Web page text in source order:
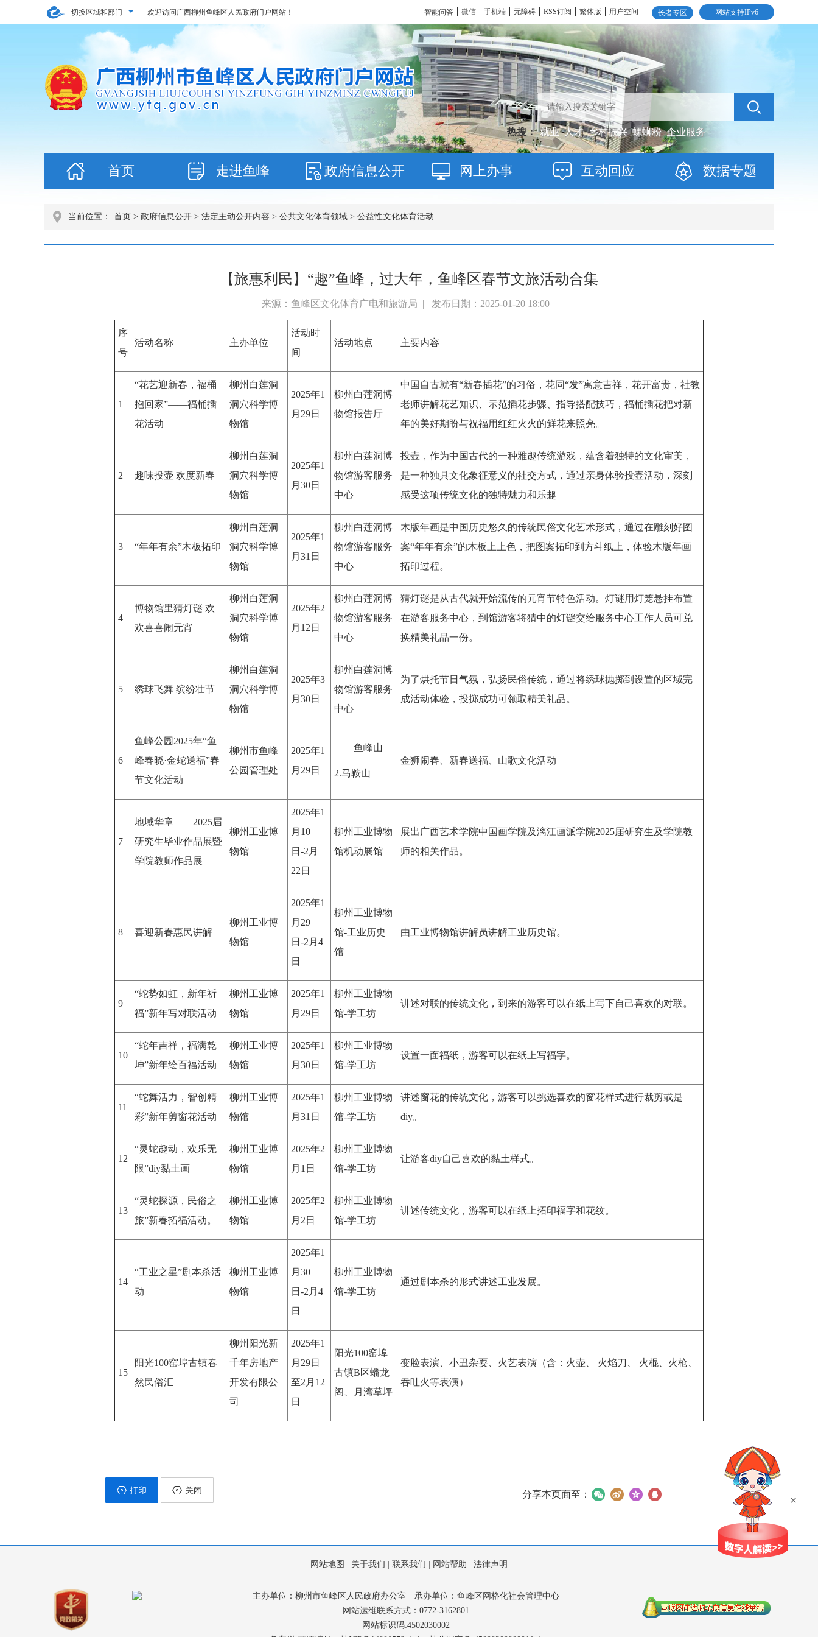
切换区域和部门 网站支持IPv6
长者专区
智能问答 微信 手机端 无障碍 RSS订阅 繁体版 用户空间
欢迎访问广西柳州鱼峰区人民政府门户网站！
热搜： 就业 人才 乡村振兴 螺蛳粉 企业服务
首页 走进鱼峰 政府信息公开 网上办事 互动回应 数据专题
当前位置： 首页 > 政府信息公开 > 法定主动公开内容 > 公共文化体育领域 > 公益性文化体育活动
【旅惠利民】“趣”鱼峰，过大年，鱼峰区春节文旅活动合集
来源：鱼峰区文化体育广电和旅游局 | 发布日期：2025-01-20 18:00
序
号
活动名称 主办单位
活动时
间
活动地点 主要内容
1
“花艺迎新春，福桶
抱回家”——福桶插
花活动
柳州白莲洞
洞穴科学博
物馆
2025年1
月29日
柳州白莲洞博
物馆报告厅
中国自古就有“新春插花”的习俗，花同“发”寓意吉祥，花开富贵，社教
老师讲解花艺知识、示范插花步骤、指导搭配技巧，福桶插花把对新
年的美好期盼与祝福用红红火火的鲜花来照亮。
2 趣味投壶 欢度新春
柳州白莲洞
洞穴科学博
物馆
2025年1
月30日
柳州白莲洞博
物馆游客服务
中心
投壶，作为中国古代的一种雅趣传统游戏，蕴含着独特的文化审美，
是一种独具文化象征意义的社交方式，通过亲身体验投壶活动，深刻
感受这项传统文化的独特魅力和乐趣
3 “年年有余”木板拓印
柳州白莲洞
洞穴科学博
物馆
2025年1
月31日
柳州白莲洞博
物馆游客服务
中心
木版年画是中国历史悠久的传统民俗文化艺术形式，通过在雕刻好图
案“年年有余”的木板上上色，把图案拓印到方斗纸上，体验木版年画
拓印过程。
4
博物馆里猜灯谜 欢
欢喜喜闹元宵
柳州白莲洞
洞穴科学博
物馆
2025年2
月12日
柳州白莲洞博
物馆游客服务
中心
猜灯谜是从古代就开始流传的元宵节特色活动。灯谜用灯笼悬挂布置
在游客服务中心，到馆游客将猜中的灯谜交给服务中心工作人员可兑
换精美礼品一份。
5 绣球飞舞 缤纷壮节
柳州白莲洞
洞穴科学博
物馆
2025年3
月30日
柳州白莲洞博
物馆游客服务
中心
为了烘托节日气氛，弘扬民俗传统，通过将绣球抛掷到设置的区域完
成活动体验，投掷成功可领取精美礼品。
6
鱼峰公园2025年“鱼
峰春晓·金蛇送福”春
节文化活动
柳州市鱼峰
公园管理处
2025年1
月29日
鱼峰山
2.马鞍山
金狮闹春、新春送福、山歌文化活动
7
地域华章——2025届
研究生毕业作品展暨
学院教师作品展
柳州工业博
物馆
2025年1
月10
日-2月
22日
柳州工业博物
馆机动展馆
展出广西艺术学院中国画学院及漓江画派学院2025届研究生及学院教
师的相关作品。
8 喜迎新春惠民讲解
柳州工业博
物馆
2025年1
月29
日-2月4
日
柳州工业博物
馆-工业历史
馆
由工业博物馆讲解员讲解工业历史馆。
9
“蛇势如虹，新年祈
福”新年写对联活动
柳州工业博
物馆
2025年1
月29日
柳州工业博物
馆-学工坊
讲述对联的传统文化，到来的游客可以在纸上写下自己喜欢的对联。
10
“蛇年吉祥，福满乾
坤”新年绘百福活动
柳州工业博
物馆
2025年1
月30日
柳州工业博物
馆-学工坊
设置一面福纸，游客可以在纸上写福字。
11
“蛇舞活力，智创精
彩”新年剪窗花活动
柳州工业博
物馆
2025年1
月31日
柳州工业博物
馆-学工坊
讲述窗花的传统文化，游客可以挑选喜欢的窗花样式进行裁剪或是
diy。
12
“灵蛇趣动，欢乐无
限”diy黏土画
柳州工业博
物馆
2025年2
月1日
柳州工业博物
馆-学工坊
让游客diy自己喜欢的黏土样式。
13
“灵蛇探源，民俗之
旅”新春拓福活动。
柳州工业博
物馆
2025年2
月2日
柳州工业博物
馆-学工坊
讲述传统文化，游客可以在纸上拓印福字和花纹。
14
“工业之星”剧本杀活
动
柳州工业博
物馆
2025年1
月30
日-2月4
日
柳州工业博物
馆-学工坊
通过剧本杀的形式讲述工业发展。
15
阳光100窑埠古镇春
然民俗汇
柳州阳光新
千年房地产
开发有限公
司
2025年1
月29日
至2月12
日
阳光100窑埠
古镇B区蟠龙
阁、月湾草坪
变脸表演、小丑杂耍、火艺表演（含：火壶、 火焰刀、 火棍、火枪、
吞吐火等表演）
打印 关闭 分享本页面至： ×
网站地图 关于我们 联系我们 网站帮助 法律声明
主办单位：柳州市鱼峰区人民政府办公室
承办单位：鱼峰区网格化社会管理中心
网站运维联系方式：0772-3162801
网站标识码:4502030002